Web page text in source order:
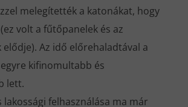
melegítették a katonákat, hogy
volt a fűtőpanelek és az
Az idő előrehaladtával a
kifinomultabb és
lett.
felhasználása ma már